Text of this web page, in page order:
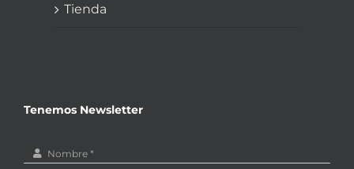
Tienda
Tenemos Newsletter